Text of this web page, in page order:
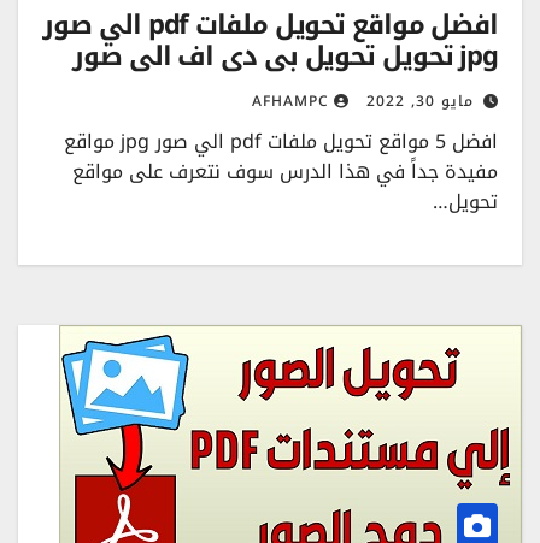
افضل مواقع تحويل ملفات pdf الي صور
jpg تحويل تحويل بي دي اف الي صور
مايو 30, 2022 AFHAMPC
افضل 5 مواقع تحويل ملفات pdf الي صور jpg مواقع
مفيدة جداً في هذا الدرس سوف نتعرف على مواقع
تحويل…